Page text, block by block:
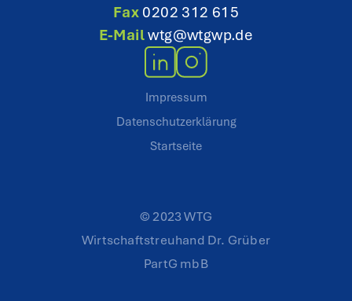
Fax 0202 312 615
E-Mailwtg@wtgwp.de
Impressum
Datenschutzerklärung
Startseite
© 2023 WTG
Wirtschaftstreuhand Dr. Grüber
PartG mbB